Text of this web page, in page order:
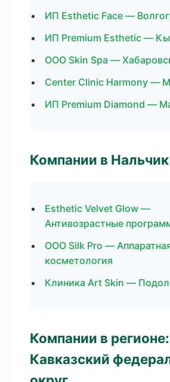
ИП Esthetic Face —
ИП Premium Esthetic —
ООО Skin Spa —
Center Clinic Harmony —
ИП Premium Diamond —
Компании в Нальчик
Esthetic Velvet Glow —
Антивозрастные
ООО Silk Pro —
косметология
Клиника Art Skin —
Компании в
Кавказский